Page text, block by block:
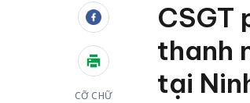
CỠ CHỮ
CSGT
thanh
tại